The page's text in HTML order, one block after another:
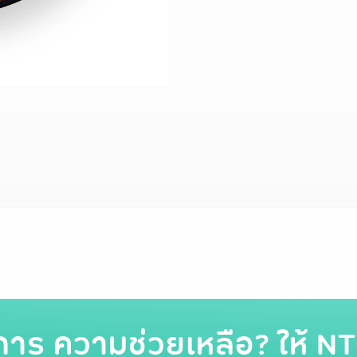
ร ความช่วยเหลือ? ให้